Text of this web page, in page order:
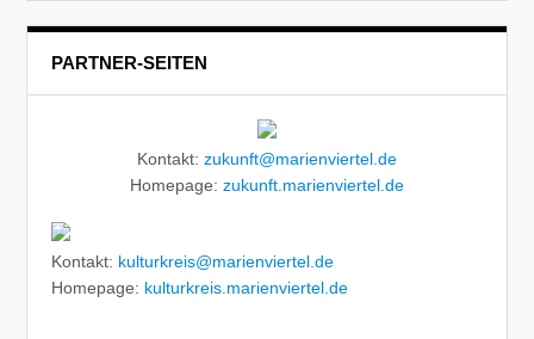
PARTNER-SEITEN
Kontakt: zukunft@marienviertel.de
Homepage: zukunft.marienviertel.de
Kontakt: kulturkreis@marienviertel.de
Homepage: kulturkreis.marienviertel.de